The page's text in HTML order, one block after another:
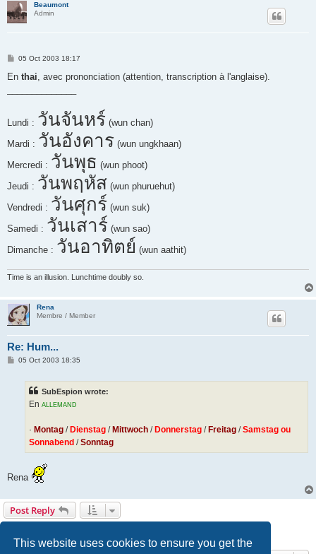
This website uses cookies to ensure you get the
Beaumont
Admin
P
s
05 Oct 2003 18:17
En thai , avec prononciation (attention, transcription à l'anglaise).
Lundi : วันจันหร์ (wun chan)
Mardi : วันอังคาร (wun ungkhaan)
Mercredi : วันพุธ (wun phoot)
Jeudi : วันพฤหัส (wun phuruehut)
Vendredi : วันศุกร์ (wun suk)
Samedi : วันเสาร์ (wun sao)
Dimanche : วันอาทิตย์ (wun aathit)
Time is an illusion. Lunchtime doubly so.
Rena
Membre / Member
Re: Hum...
P05 Oct 2003 18:35
SubEspion wrote:
En ALLEMAND
· Montag / Dienstag / Mittwoch / Donnerstag / Freitag /Samstag ou
Sonnabend /Sonntag
Rena
Post Reply